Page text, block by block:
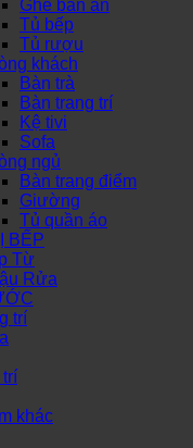
Ghế bàn ăn
Tủ bếp
Tủ rượu
khách
Bàn trà
Bàn trang trí
Kệ tivi
Sofa
ngủ
Bàn trang điểm
Giường
Tủ quần áo
BẾP
Từ
Rửa
trí
khác